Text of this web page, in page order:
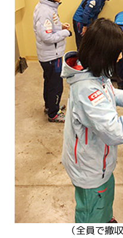
（全員で撤